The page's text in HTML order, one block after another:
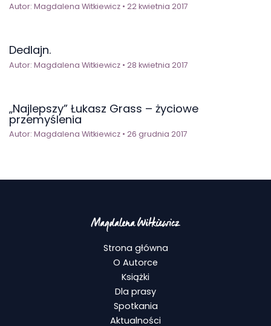
Autor: Magdalena Witkiewicz • 22 kwietnia 2017
Dedlajn.
Autor: Magdalena Witkiewicz • 28 kwietnia 2017
„Najlepszy” Łukasz Grass – życiowe
przemyślenia
Autor: Magdalena Witkiewicz • 26 grudnia 2017
Strona główna
O Autorce
Książki
Dla prasy
Spotkania
Aktualności